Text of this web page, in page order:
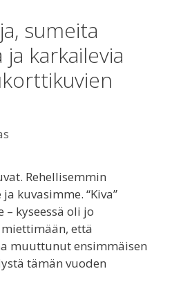
sumeita
karkailevia
Rehellisemmin
kuvasimme. “Kiva”
kyseessä oli jo
miettimään, että
muuttunut ensimmäisen
tämän vuoden